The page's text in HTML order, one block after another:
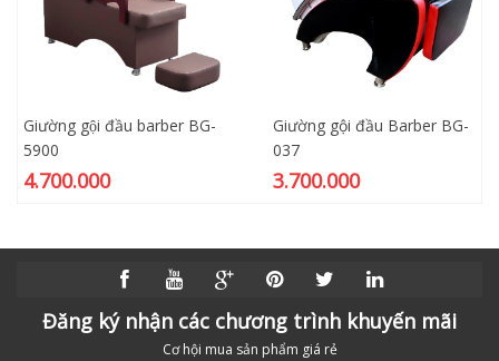
Giường gội đầu barber BG-
5900
4.700.000
Giường gội đầu Barber BG-
037
3.700.000
Đăng ký nhận các chương trình khuyến mãi
Cơ hội mua sản phẩm giá rẻ